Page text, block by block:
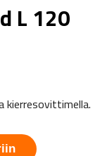
L 120
kierresovittimella.